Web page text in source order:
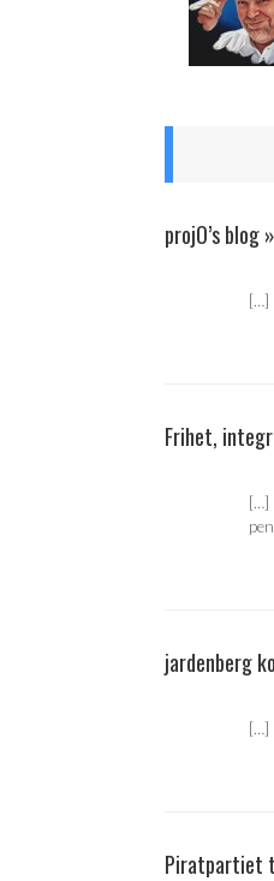
projO’s blog
[…]
Frihet,
[…]
jardenberg
[…]
Piratpartiet